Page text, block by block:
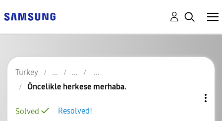
Turkey
Öncelikle herkese merhaba.
Resolved!
Solved